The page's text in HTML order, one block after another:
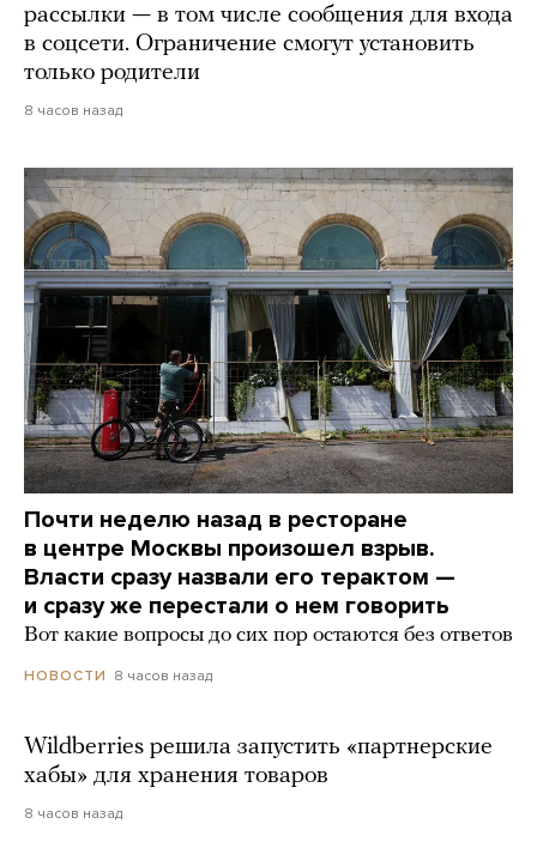
рассылки — в том числе сообщения для входа
в соцсети. Ограничение смогут установить
только родители
8 часов назад
Почти неделю назад в ресторане
в центре Москвы произошел взрыв.
Власти сразу назвали его терактом —
и сразу же перестали о нем говорить
Вот какие вопросы до сих пор остаются без ответов
НОВОСТИ 8 часов назад
Wildberries решила запустить «партнерские
хабы» для хранения товаров
8 часов назад